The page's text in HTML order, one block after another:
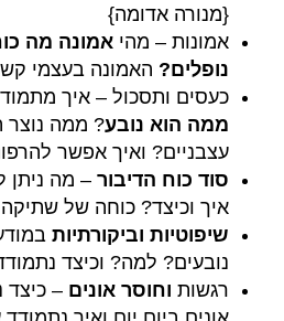
{מנורה אדומה}
אמונות – מהי אמונה מה
נופלים? האמונה בעצמי
כעסים ותסכול – איך
ממה הוא נובע? ממה נוצר
עצבניים? ואיך אפשר
סוד כוח הדיבור – מה ניתן
איך וכיצד? כוחה של שתיקה
שיפוטיות וביקורתיות
נובעים? למה? וכיצד
רגשות וחוסר אונים – כיצד